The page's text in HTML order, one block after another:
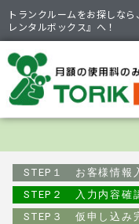
トランクルームをお探しな
レンタルボックス』へ！
STEP１ お客様情報
STEP２ 入力内容確
STEP３ 仮申し込み